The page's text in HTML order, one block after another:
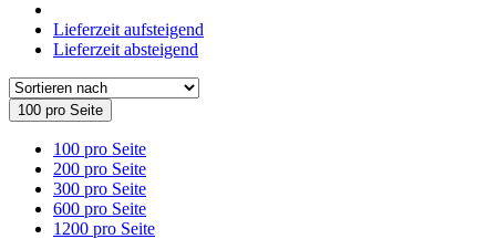
Lieferzeit aufsteigend
Lieferzeit absteigend
100 pro Seite
100 pro Seite
200 pro Seite
300 pro Seite
600 pro Seite
1200 pro Seite